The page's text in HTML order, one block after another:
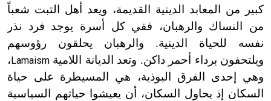
كبير من المعابد الدينية القديمة، ويعد أهل التبت شعباً
من النساك والرهبان، ففي كل أسرة يوجد فرد نذر
نفسه للحياة الدينية. والرهبان يحلقون رؤوسهم
ويلتحفون برداء أحمر داكن. وتعد الديانة اللامية Lamaism ،
وهي إحدى الفرق البوذية، هي المسيطرة على حياة
السكان إذ يحاول السكان، أن يعيشوا حياتهم السياسية